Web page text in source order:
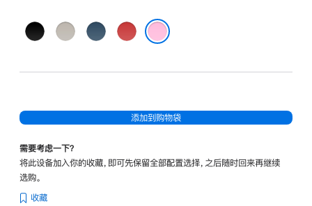
闪
奔
飚
劲
添加到购物袋
需要考虑一下？
将此设备加入你的收藏，即可先保留全部配置选择，之后随时回来再继续
选购。
收藏